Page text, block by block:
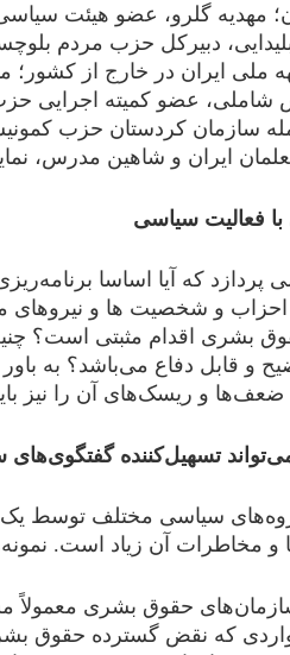
مهدیه گلرو، عضو هیئت
دبیرکل حزب مردم
ملی ایران در خارج از کشور؛
شاملی، عضو کمیته اجرایی
سازمان کردستان حزب
ایران و شاهین مدرس،
فعالیت سیاسی
که آیا اساسا
احزاب و شخصیت ها و
بشری اقدام مثبتی است؟
قابل دفاع می‌باشد؟ به باور
ضعف‌ها و ریسک‌های آن را نیز
تسهیل‌کننده
سیاسی مختلف توسط
و مخاطرات آن زیاد است.
حقوق بشری معمولاً
مواردی که نقض گسترده حقوق